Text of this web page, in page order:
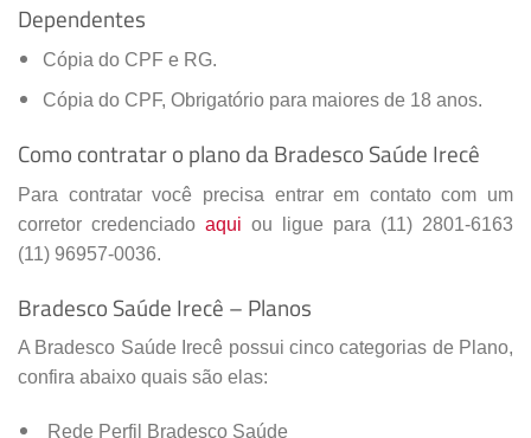
Dependentes
Cópia do CPF e RG.
Cópia do CPF, Obrigatório para maiores de 18 anos.
Como contratar o plano da Bradesco Saúde Irecê
Para contratar você precisa entrar em contato com um
corretor credenciado aqui ou ligue para (11) 2801-6163
(11) 96957-0036.
Bradesco Saúde Irecê – Planos
A Bradesco Saúde Irecê possui cinco categorias de Plano,
confira abaixo quais são elas:
Rede Perfil Bradesco Saúde